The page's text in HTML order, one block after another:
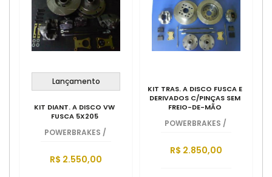
Lançamento
KIT DIANT. A DISCO VW
FUSCA 5X205
POWERBRAKES /
R$ 2.550,00
KIT TRAS. A DISCO FUSCA E
DERIVADOS C/PINÇAS SEM
FREIO-DE-MÃO
POWERBRAKES /
R$ 2.850,00